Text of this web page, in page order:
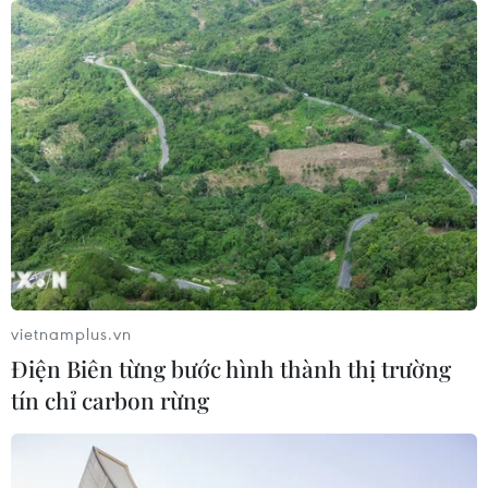
08/08/2026 04:29
Grab bị phạt 1,36 tỷ đồng do vi phạm
quy định bảo vệ quyền lợi người tiêu
dùng
08/08/2026 04:15
Thương mại Việt Nam-Australia
hướng tới những động lực tăng
trưởng mới
Hà Nội kiên quyết xử lý vi phạm tại
hồ Đồng Đò
08/08/2026 03:29
vietnamplus.vn
Điện Biên từng bước hình thành thị trường
tín chỉ carbon rừng